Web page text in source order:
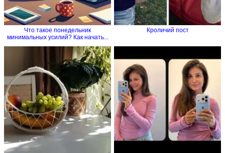
Что такое понедельник
минимальных усилий? Как начать...
Кроличий пост